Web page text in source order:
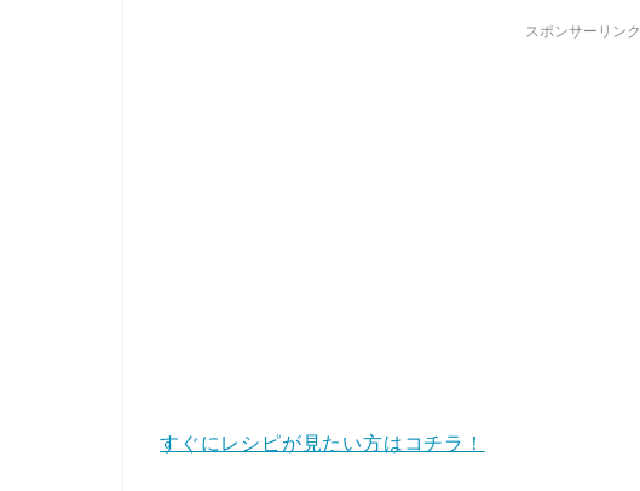
スポンサーリンク
すぐにレシピが見たい方はコチラ！